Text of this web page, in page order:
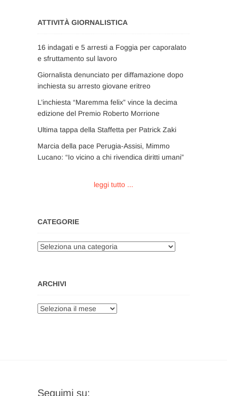
ATTIVITÀ GIORNALISTICA
16 indagati e 5 arresti a Foggia per caporalato
e sfruttamento sul lavoro
Giornalista denunciato per diffamazione dopo
inchiesta su arresto giovane eritreo
L’inchiesta “Maremma felix” vince la decima
edizione del Premio Roberto Morrione
Ultima tappa della Staffetta per Patrick Zaki
Marcia della pace Perugia-Assisi, Mimmo
Lucano: “Io vicino a chi rivendica diritti umani”
leggi tutto ...
CATEGORIE
Categorie
ARCHIVI
Archivi
Seguimi su: